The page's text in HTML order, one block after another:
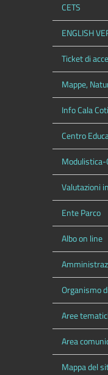
CETS
ENGLISH
Ticket di
Mappe,
Info Cala
Centro
Valutazioni
Ente Parco
Albo on line
Organismo
Aree
Area
Mappa del